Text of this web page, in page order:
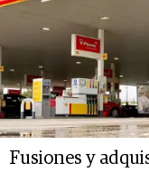
Fusiones y